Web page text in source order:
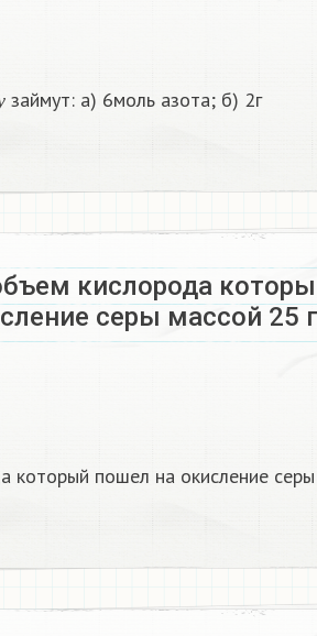
у
займут: а) 6моль азота; б) 2г
кислорода
серы массой 25 г
который пошел на окисление серы